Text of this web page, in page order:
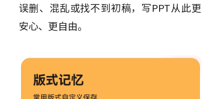
误删、混乱或找不到初稿，写PPT从此更
安心、更自由。